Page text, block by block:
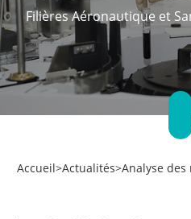
Filières Aéronautique et
Accueil>Actualités>Analyse